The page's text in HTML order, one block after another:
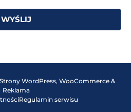
WYŚLIJ
WordPress, WooCommerce &
Reklama
Regulamin serwisu